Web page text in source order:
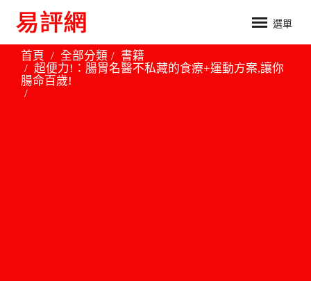
選單
首頁 全部分類
書籍
超便力!：腸胃名醫不私藏的食療+運動方案,讓你
腸命百歲!